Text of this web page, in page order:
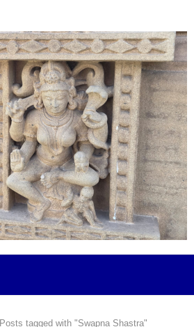
Posts tagged with "Swapna Shastra"